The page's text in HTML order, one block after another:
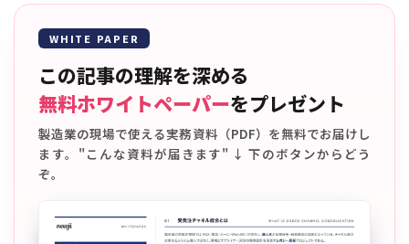
WHITE PAPER
この記事の理解を深める
無料ホワイトペーパーをプレゼント
製造業の現場で使える実務資料（PDF）を無料でお届けし
ます。"こんな資料が届きます" ↓ 下のボタンからどう
ぞ。